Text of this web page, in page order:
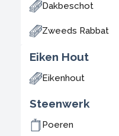
Dakbeschot
Zweeds Rabbat
Eiken Hout
Eikenhout
Steenwerk
Poeren